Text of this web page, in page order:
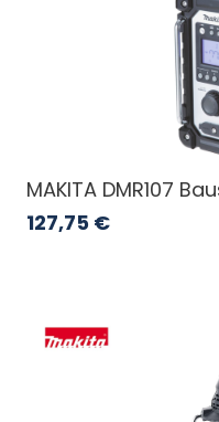
MAKITA DMR107
127,75 €